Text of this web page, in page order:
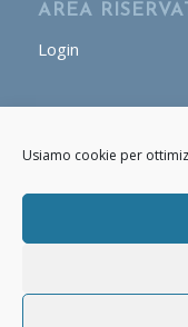
Usiamo cookie per
AREA
Login
© Copyright - Cafasso &